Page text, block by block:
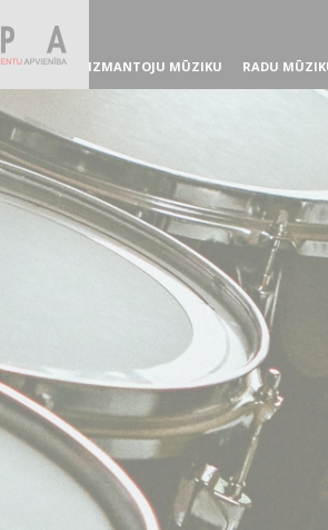
IZMANTOJU MŪZIKU RADU